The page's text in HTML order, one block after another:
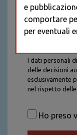
I dati personali
delle decisioni
esclusivamente
nel rispetto
saranno trattati
sarannoHo preso
e
comportare
per eventuali